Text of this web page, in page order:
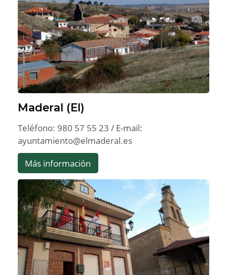
Maderal (El)
Teléfono: 980 57 55 23 / E-mail:
ayuntamiento@elmaderal.es
Más información